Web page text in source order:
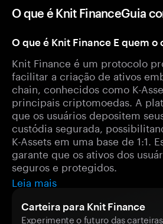
O que é Knit FinanceGuia
O que é Knit Finance E quem o
Knit Finance é um protocolo
facilitar a criação de ativos
chain, conhecidos como K-
principais criptomoedas. A
que os usuários depositem
custódia segurada,
K-Assets em uma base de 1:1.
garante que os ativos dos
seguros e protegidos.
Leia mais
Carteira para Knit Finance
Experimente o futuro das carteiras